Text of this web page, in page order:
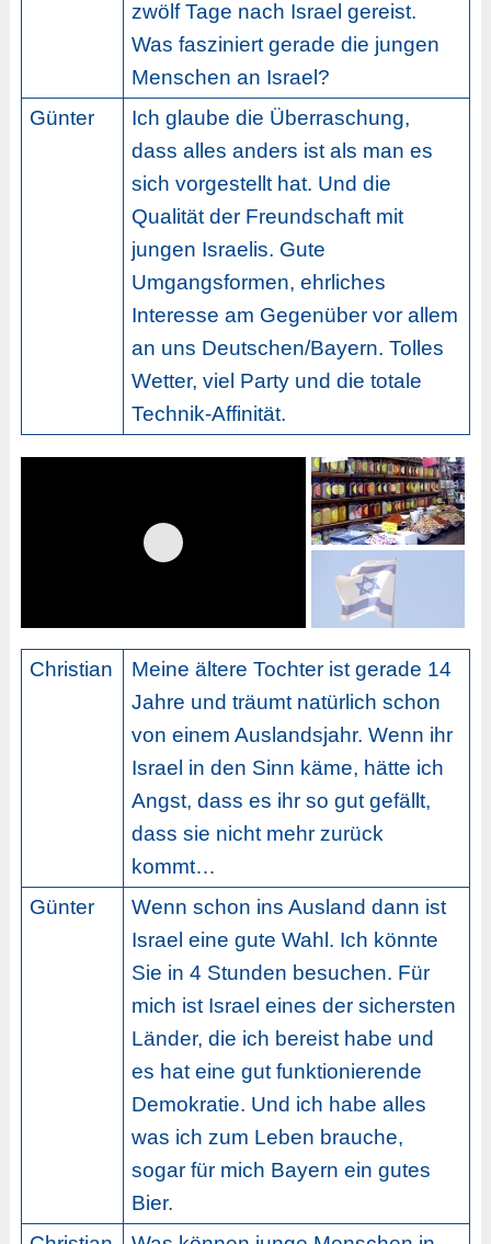
zwölf Tage nach Israel gereist.
Was fasziniert gerade die jungen
Menschen an Israel?
Günter
Ich glaube die Überraschung,
dass alles anders ist als man es
sich vorgestellt hat. Und die
Qualität der Freundschaft mit
jungen Israelis. Gute
Umgangsformen, ehrliches
Interesse am Gegenüber vor allem
an uns Deutschen/Bayern. Tolles
Wetter, viel Party und die totale
Technik-Affinität.
Christian
Meine ältere Tochter ist gerade 14
Jahre und träumt natürlich schon
von einem Auslandsjahr. Wenn ihr
Israel in den Sinn käme, hätte ich
Angst, dass es ihr so gut gefällt,
dass sie nicht mehr zurück
kommt…
Günter
Wenn schon ins Ausland dann ist
Israel eine gute Wahl. Ich könnte
Sie in 4 Stunden besuchen. Für
mich ist Israel eines der sichersten
Länder, die ich bereist habe und
es hat eine gut funktionierende
Demokratie. Und ich habe alles
was ich zum Leben brauche,
sogar für mich Bayern ein gutes
Bier.